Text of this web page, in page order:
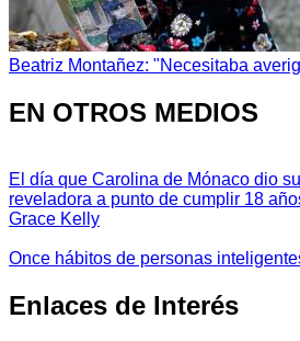
Beatriz Montañez: "Necesitaba
EN OTROS MEDIOS
El día que Carolina de Mónaco dio
reveladora a punto de cumplir 18
Grace Kelly
Once hábitos de personas
Enlaces de Interés